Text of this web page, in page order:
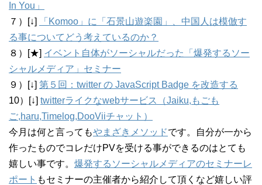
In You」
７）[↓]
「Komoo」に「石景山遊楽園」、中国人は模倣す
る事についてどう考えているのか？
８）[★] イベント自体がソーシャルだった「爆発するソー
シャルメディア」セミナー
９）[↓] 第５回：twitter の JavaScript Badge を改造する
10）[↓] twitterライクなwebサービス（Jaiku,もごも
ご,haru,Timelog,DooViiチャット）
今月は何と言ってもやまざきメソッドです。自分が一から
作ったものでコレだけPVを受ける事ができるのはとても
嬉しい事です。 爆発するソーシャルメディアのセミナーレ
ポート もセミナーの主催者から紹介して頂くなど嬉しい評